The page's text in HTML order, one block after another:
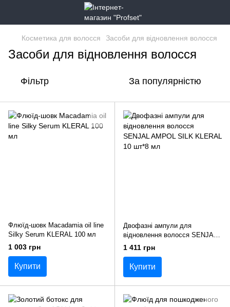
Косметика для волосся Засоби для відновлення волосся
Засоби для відновлення волосся
Фільтр За популярністю
Флюїд-шовк Macadamia oil line
Silky Serum KLERAL 100 мл
1 003 грн
Купити
Двофазні ампули для
відновлення волосся SENJAL
AMPOL SILK KLERAL 10 шт*8
1 411 грн
Купити